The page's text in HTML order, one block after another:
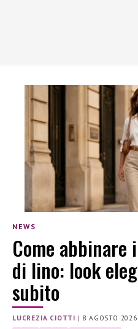
NEWS
Come
di lino: look
subito
LUCREZIA CIOTTI | 8 AGOSTO 2026